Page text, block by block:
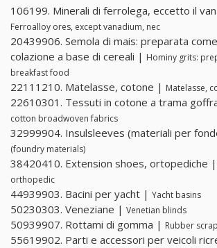
106199. Minerali di ferrolega, eccetto il
Ferroalloy ores, except vanadium, nec
20439906. Semola di mais: preparata
colazione a base di cereali | Hominy grits:
breakfast food
22111210. Matelasse, cotone | Matelasse,
22610301. Tessuti in cotone a trama
cotton broadwoven fabrics
32999904. Insulsleeves (materiali per
(foundry materials)
38420410. Extension shoes, ortopediche |
orthopedic
44939903. Bacini per yacht | Yacht basins
50230303. Veneziane | Venetian blinds
50939907. Rottami di gomma | Rubber scrap
55619902. Parti e accessori per veicoli